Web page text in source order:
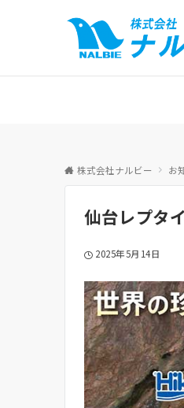
株式会社ナルビー お
仙台レプタ
2025年5月14日